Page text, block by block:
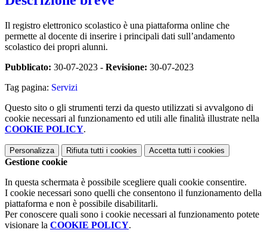
Il registro elettronico scolastico è una piattaforma online che
permette al docente di inserire i principali dati sull’andamento
scolastico dei propri alunni.
Pubblicato: 30-07-2023 - Revisione: 30-07-2023
Tag pagina: Servizi
Questo sito o gli strumenti terzi da questo utilizzati si avvalgono di
cookie necessari al funzionamento ed utili alle finalità illustrate nella
COOKIE POLICY.
Personalizza Rifiuta tutti i cookies Accetta tutti i cookies
Gestione cookie
In questa schermata è possibile scegliere quali cookie consentire.
I cookie necessari sono quelli che consentono il funzionamento della
piattaforma e non è possibile disabilitarli.
Per conoscere quali sono i cookie necessari al funzionamento potete
visionare la COOKIE POLICY.